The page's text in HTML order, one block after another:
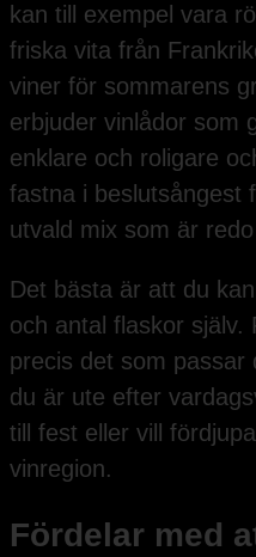
kan till exempel vara
friska vita från
viner för sommarens
erbjuder vinlådor som
enklare och roligare
fastna i beslutsångest
utvald mix som är
Det bästa är att du
och antal flaskor själv.
precis det som passar
du är ute efter
till fest eller vill
vinregion.
Fördelar med